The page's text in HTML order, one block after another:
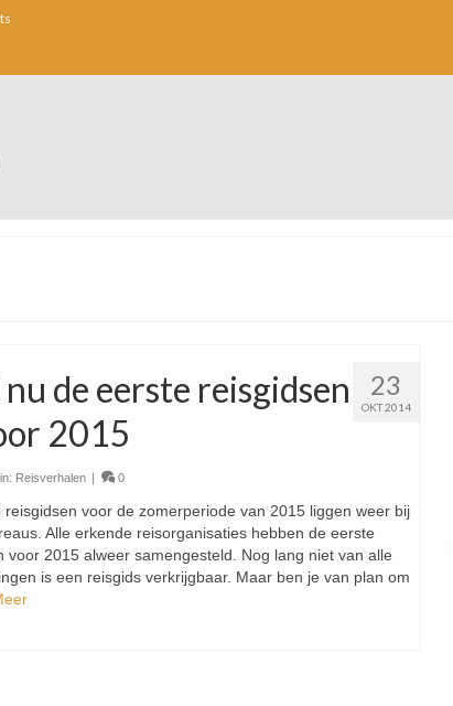
23
OKT 2014
de eerste reisgidsen
2015
Reisverhalen | 0
reisgidsen voor de zomerperiode van 2015 liggen weer bij
Alle erkende reisorganisaties hebben de eerste
voor 2015 alweer samengesteld. Nog lang niet van alle
is een reisgids verkrijgbaar. Maar ben je van plan om